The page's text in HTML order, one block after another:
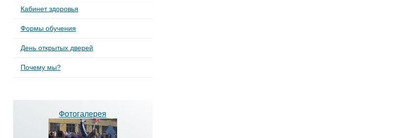
Кабинет здоровья
Формы обучения
День открытых дверей
Почему мы?
Фотогалерея